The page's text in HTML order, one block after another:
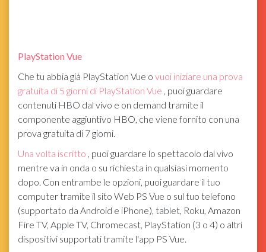
PlayStation Vue
Che tu abbia già PlayStation Vue o vuoi iniziare una prova
gratuita di 5 giorni di PlayStation Vue , puoi guardare
contenuti HBO dal vivo e on demand tramite il
componente aggiuntivo HBO, che viene fornito con una
prova gratuita di 7 giorni.
Una volta iscritto , puoi guardare lo spettacolo dal vivo
mentre va in onda o su richiesta in qualsiasi momento
dopo. Con entrambe le opzioni, puoi guardare il tuo
computer tramite il sito Web PS Vue o sul tuo telefono
(supportato da Android e iPhone), tablet, Roku, Amazon
Fire TV, Apple TV, Chromecast, PlayStation (3 o 4) o altri
dispositivi supportati tramite l'app PS Vue.